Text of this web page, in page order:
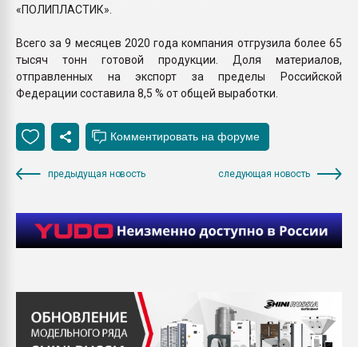
«ПОЛИПЛАСТИК».
Всего за 9 месяцев 2020 года компания отгрузила более 65
тысяч тонн готовой продукции. Доля материалов,
отправленных на экспорт за пределы Российской
Федерации составила 8,5 % от общей выработки.
предыдущая новость следующая новость